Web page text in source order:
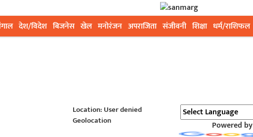
देश/विदेश बिजनेस खेल मनोरंजन अपराजिता संजीवनी शिक्षा धर्म/राशिफल
Location: User denied
Geolocation
Powered by